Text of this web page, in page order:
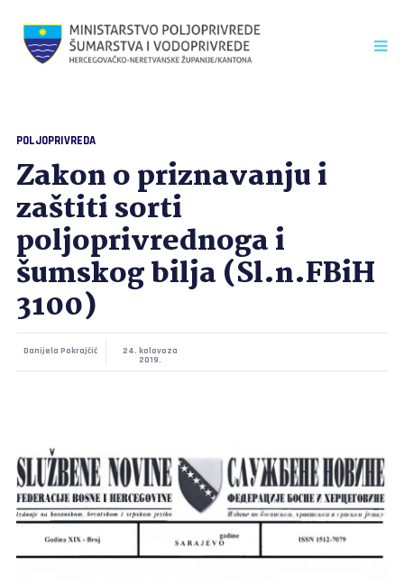
POLJOPRIVREDA
Zakon o priznavanju i
zaštiti sorti
poljoprivrednoga i
šumskog bilja (Sl.n.FBiH
3100)
Danijela Pokrajčić
24. kolovoza
2019.